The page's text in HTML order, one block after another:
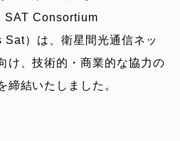
SAT Consortium
）は、衛星間光通信ネッ
け、技術的・商業的な協力の
締結いたしました。